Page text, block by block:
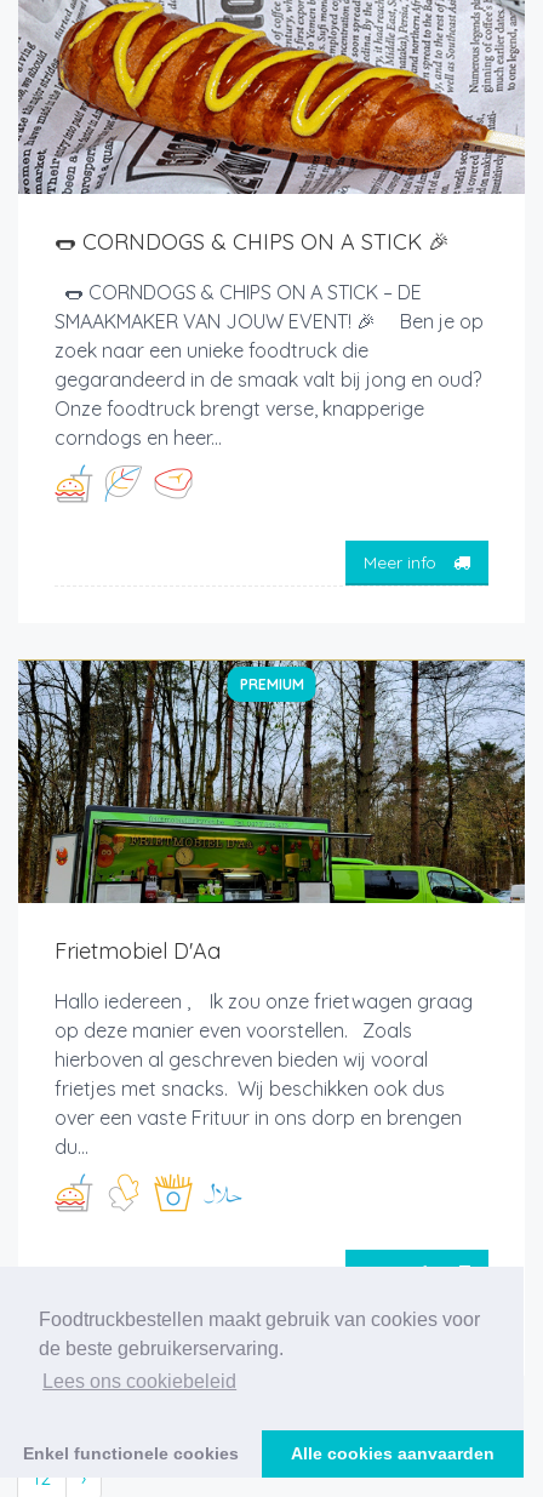
Foodtruckbestellen maakt gebruik van cookies voor
de beste gebruikerservaring.
Lees ons cookiebeleid
Enkel functionele cookies Alle cookies aanvaarden
🌭 CORNDOGS & CHIPS ON A STICK 🎉
🌭 CORNDOGS & CHIPS ON A STICK – DE
SMAAKMAKER VAN JOUW EVENT! 🎉 Ben je op
zoek naar een unieke foodtruck die
gegarandeerd in de smaak valt bij jong en oud?
Onze foodtruck brengt verse, knapperige
corndogs en heer...
Meer info
PREMIUM
Frietmobiel D'Aa
Hallo iedereen , Ik zou onze frietwagen graag
op deze manier even voorstellen. Zoals
hierboven al geschreven bieden wij vooral
frietjes met snacks. Wij beschikken ook dus
over een vaste Frituur in ons dorp en brengen
du...
Meer info
6 7 8 9 10
11
12
›